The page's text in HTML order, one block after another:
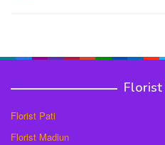
Florist
Florist Pati
Florist Madiun